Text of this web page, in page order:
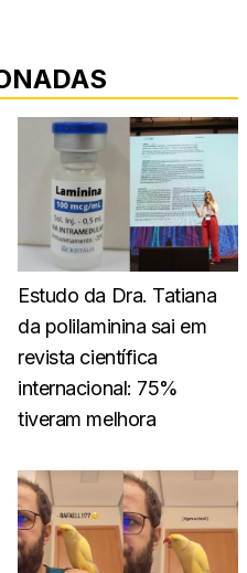
Estudo da Dra. Tatiana
da polilaminina sai em
revista científica
internacional: 75%
tiveram melhora